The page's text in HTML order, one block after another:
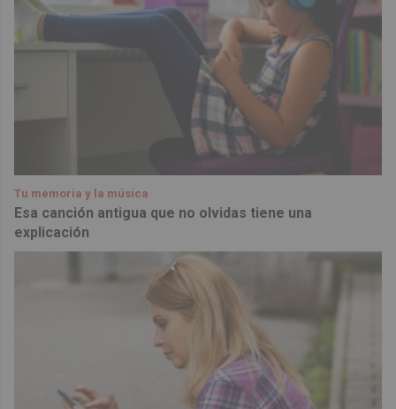
Tu memoria y la música
Esa canción antigua que no olvidas tiene una
explicación